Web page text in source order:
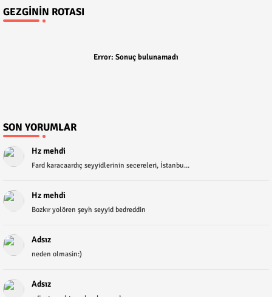
GEZGININ ROTASI
Error: Sonuç bulunamadı
SON YORUMLAR
Hz mehdi
Fard karacaardıç seyyidlerinin secereleri, İstanbu...
Hz mehdi
Bozkır yolören şeyh seyyid bedreddin
Adsız
neden olmasin:)
Adsız